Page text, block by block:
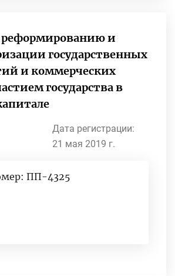
реформированию и
государственных
и коммерческих
государства в
Дата регистрации:
21 мая 2019 г.
ПП-4325